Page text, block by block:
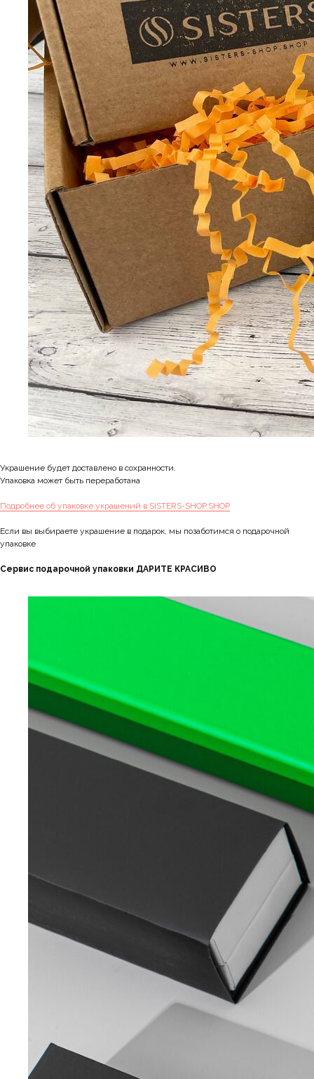
Украшение будет доставлено в сохранности.
Упаковка может быть переработана
Подробнее об упаковке украшений в SISTERS-SHOP.SHOP
Если вы выбираете украшение в подарок, мы позаботимся о подарочной
упаковке
Сервис подарочной упаковки ДАРИТЕ КРАСИВО